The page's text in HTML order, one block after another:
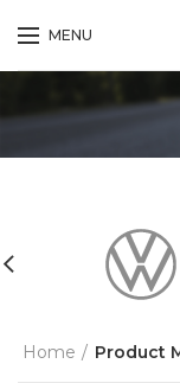
MENU
Home Product